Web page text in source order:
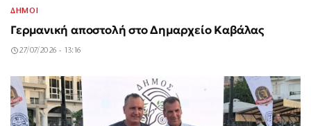
ΔΗΜΟΙ
Γερμανική αποστολή στο Δημαρχείο Καβάλας
27/07/2026 - 13:16